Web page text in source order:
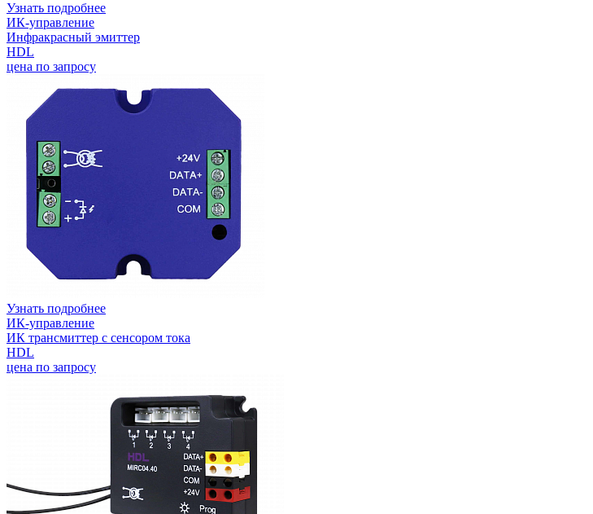
Узнать подробнее
ИК-управление
Инфракрасный эмиттер
HDL
цена по запросу
Узнать подробнее
ИК-управление
ИК трансмиттер с сенсором тока
HDL
цена по запросу